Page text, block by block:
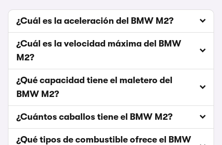
¿Cuál es la aceleración del BMW M2?
¿Cuál es la velocidad máxima del BMW
M2?
¿Qué capacidad tiene el maletero del
BMW M2?
¿Cuántos caballos tiene el BMW M2?
¿Qué tipos de combustible ofrece el BMW